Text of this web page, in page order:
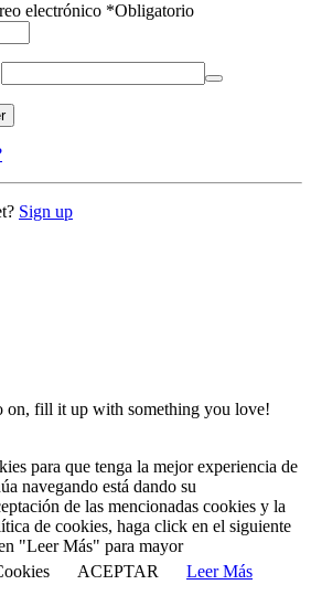
electrónico *Obligatorio
Sign up
on, fill it up with something you love!
para que tenga la mejor experiencia de
navegando está dando su
de las mencionadas cookies y la
de cookies, haga click en el siguiente
"Leer Más" para mayor
ACEPTAR Leer Más